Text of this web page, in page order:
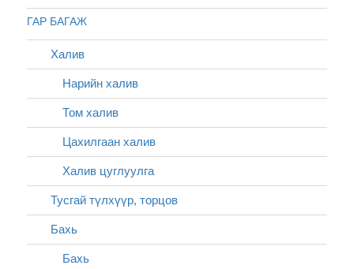
ГАР БАГАЖ
Халив
Нарийн халив
Том халив
Цахилгаан халив
Халив цуглуулга
Тусгай түлхүүр, торцов
Бахь
Бахь